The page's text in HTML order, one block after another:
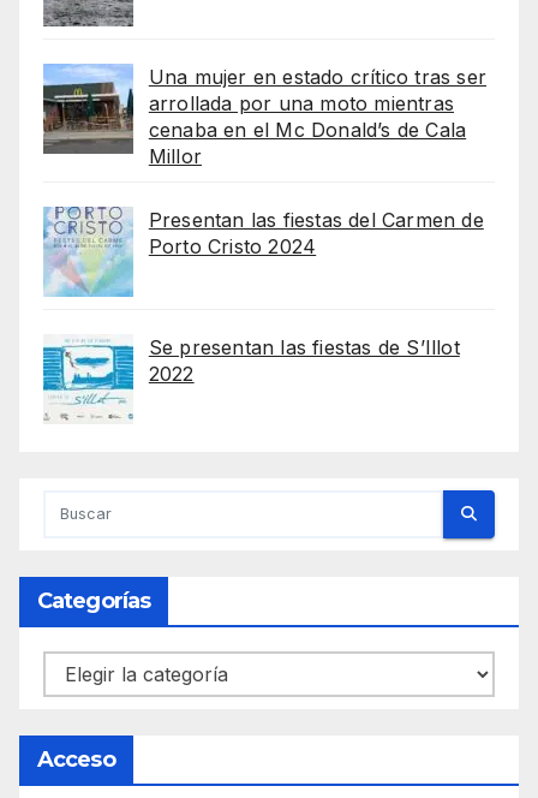
Una mujer en estado crítico tras ser
arrollada por una moto mientras
cenaba en el Mc Donald’s de Cala
Millor
Presentan las fiestas del Carmen de
Porto Cristo 2024
Se presentan las fiestas de S’Illot
2022
Categorías
Categorías
Acceso